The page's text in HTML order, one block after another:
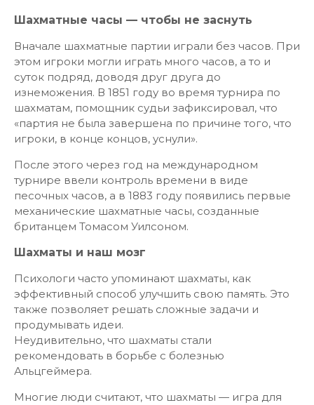
Шахматные часы — чтобы не заснуть
Вначале шахматные партии играли без часов. При
этом игроки могли играть много часов, а то и
суток подряд, доводя друг друга до
изнеможения. В 1851 году во время турнира по
шахматам, помощник судьи зафиксировал, что
«партия не была завершена по причине того, что
игроки, в конце концов, уснули».
После этого через год на международном
турнире ввели контроль времени в виде
песочных часов, а в 1883 году появились первые
механические шахматные часы, созданные
британцем Томасом Уилсоном.
Шахматы и наш мозг
Психологи часто упоминают шахматы, как
эффективный способ улучшить свою память. Это
также позволяет решать сложные задачи и
продумывать идеи.
Неудивительно, что шахматы стали
рекомендовать в борьбе с болезнью
Альцгеймера.
Многие люди считают, что шахматы — игра для